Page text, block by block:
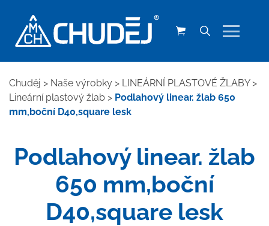
Chuděj > Naše výrobky > LINEÁRNÍ PLASTOVÉ ŽLABY>
Lineární plastový žlab > Podlahový linear. žlab 650
mm,boční D40,square lesk
Podlahový linear. žlab
650 mm,boční
D40,square lesk